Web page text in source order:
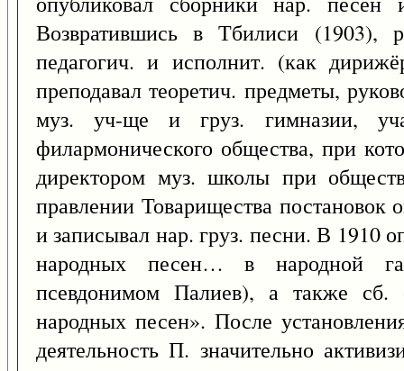
Возвратившись в Тбилиси (1903),
педагогич. и исполнит. (как
преподавал теоретич. предметы,
муз. уч-ще и груз. гимназии,
филармонического общества, при
директором муз. школы при
правлении Товарищества постановок
и записывал нар. груз. песни. В 1910
народных песен… в народной
псевдонимом Палиев), а также сб.
народных песен». После
деятельность П. значительно